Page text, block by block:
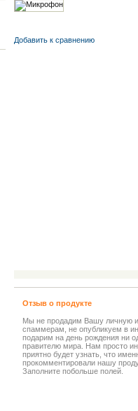
Добавить к cравнению
Отзыв о продукте
Мы не продадим Вашу личную
спаммерам, не опубликуем в
подарим на день рождения ни
правителю мира. Нам просто
приятно будет узнать, что
прокомментировали нашу
Заполните побольше полей.